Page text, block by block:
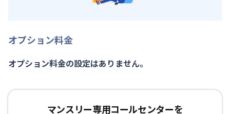
オプション料金
オプション料金の設定はありません。
マンスリー専用コールセンターを